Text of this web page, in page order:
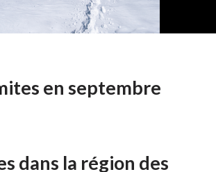
en septembre
dans la région des